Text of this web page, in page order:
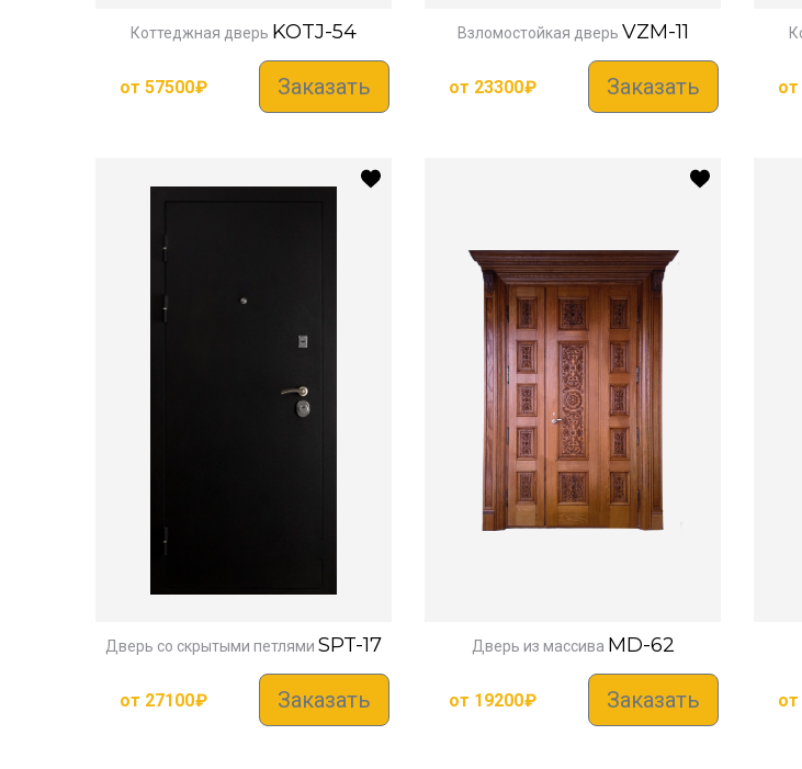
Коттеджная дверь KOTJ-54
от 57500₽ Заказать
Взломостойкая дверь VZM-11
от 23300₽ Заказать от
Дверь со скрытыми петлями SPT-17
от 27100₽ Заказать
Дверь из массива MD-62
от 19200₽ Заказать от